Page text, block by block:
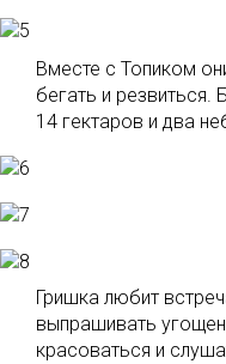
Вместе с Топиком
бегать и резвиться.
14 гектаров и два
Гришка любит
выпрашивать
красоваться и